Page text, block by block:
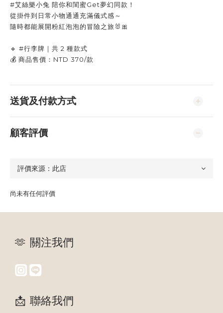
#艾絲樂小兔 陪你和閨蜜Get夢幻同款！
從掛件到日常小物通通充滿儀式感～
隨時都能展開粉紅泡泡的冒險之旅🐰🎀
🔹 #行李牌｜共 2 種款式
💰 商品售價：NTD 370/款
送貨及付款方式
顧客評價
尚未有任何評價
🫶 關注我們
📩 聯絡我們